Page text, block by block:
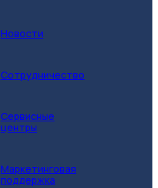
Новости
Сотрудничество
Сервисные
центры
Маркетинговая
поддержка